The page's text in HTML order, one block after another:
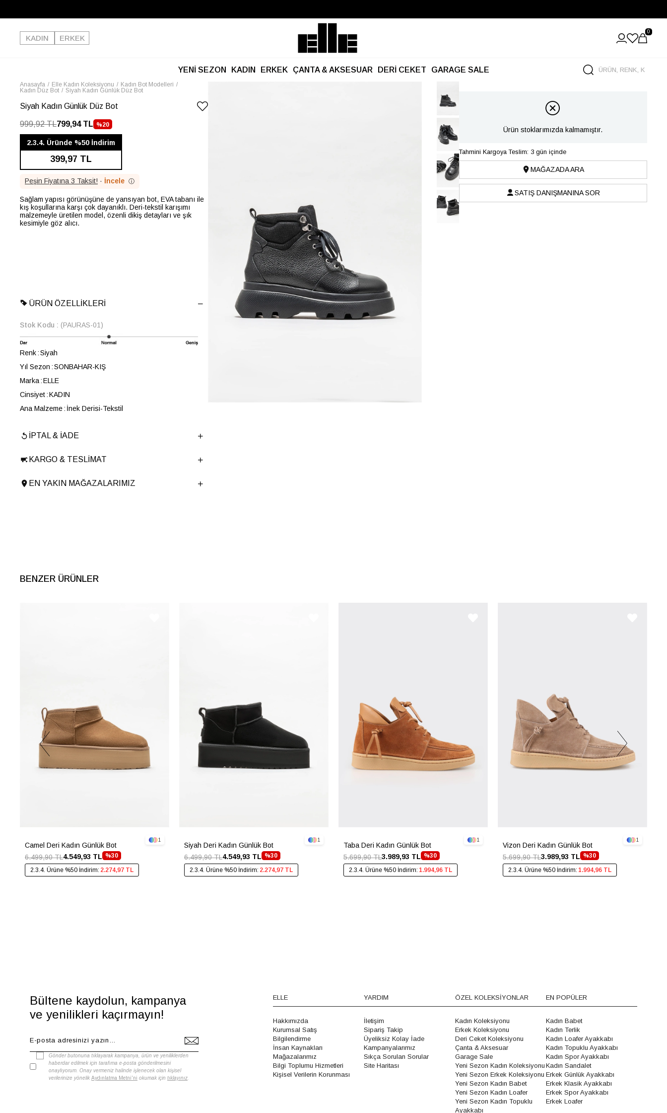
Kargo Ücretsiz!
KADIN
ERKEK
0
YENİ SEZON KADIN ERKEK ÇANTA & AKSESUAR DERİ CEKET GARAGE SALE
Anasayfa Elle Kadın Koleksiyonu
Kadın Bot Modelleri
Kadın Düz Bot
Siyah Kadın Günlük Düz Bot
Siyah Kadın Günlük Düz Bot
999,92 TL799,94 TL %20
İNDIRIM
2.3.4. Üründe %50 İndirim
399,97 TL
Peşin Fiyatına 3 Taksit! · İncele ⓘ
Sağlam yapısı görünüşüne de yansıyan bot, EVA tabanı ile
kış koşullarına karşı çok dayanıklı. Deri-tekstil karışımı
malzemeyle üretilen model, özenli dikiş detayları ve şık
kesimiyle göz alıcı.
ÜRÜN ÖZELLIKLERI
Stok Kodu (PAURAS-01)
Renk Siyah
Yıl Sezon SONBAHAR-KIŞ
Marka ELLE
Cinsiyet KADIN
Ana Malzeme İnek Derisi-Tekstil
Topuk Boyu
6 cm
Ürün Cinsi
Günlük Düz
Taban Yüksekliği
6 cm
İPTAL & İADE
KARGO & TESLIMAT
EN YAKIN MAĞAZALARIMIZ
Ürün stoklarımızda kalmamıştır.
Tahmini Kargoya Teslim: 3 gün içinde
MAĞAZADA ARA
SATIŞ DANIŞMANINA SOR
BENZER ÜRÜNLER
Camel Deri Kadın Günlük Bot
%30
4.549,93 TL
6.499,90 TL
2.3.4. Ürüne %50 İndirim: 2.274,97 TL
1
Siyah Deri Kadın Günlük Bot
%30
4.549,93 TL
6.499,90 TL
2.3.4. Ürüne %50 İndirim: 2.274,97 TL
1
Taba Deri Kadın Günlük Bot
%30
3.989,93 TL
5.699,90 TL
2.3.4. Ürüne %50 İndirim: 1.994,96 TL
1
Vizon Deri Kadın Günlük Bot
%30
3.989,93 TL
5.699,90 TL
2.3.4. Ürüne %50 İndirim: 1.994,96 TL
1
Bültene kaydolun, kampanya
ve yenilikleri kaçırmayın!
Gönder butonuna tıklayarak kampanya, ürün ve yeniliklerden
haberdar edilmek için tarafıma e-posta gönderilmesini
onaylıyorum. Onay vermeniz halinde işlenecek olan kişisel
verilerinize yönelik Aydınlatma Metni'ni okumak için tıklayınız
ELLE
Hakkımızda
Kurumsal Satış
Bilgilendirme
İnsan Kaynakları
Mağazalarımız
Bilgi Toplumu Hizmetleri
Kişisel Verilerin Korunması
YARDIM
İletişim
Sipariş Takip
Üyeliksiz Kolay İade
Kampanyalarımız
Sıkça Sorulan Sorular
Site Haritası
ÖZEL KOLEKSİYONLAR
Kadın Koleksiyonu
Erkek Koleksiyonu
Deri Ceket Koleksiyonu
Çanta & Aksesuar
Garage Sale
Yeni Sezon Kadın Koleksiyonu
Yeni Sezon Erkek Koleksiyonu
Yeni Sezon Kadın Babet
Yeni Sezon Kadın Loafer
Yeni Sezon Kadın Topuklu
Ayakkabı
EN POPÜLER
Kadın Babet
Kadın Terlik
Kadın Loafer Ayakkabı
Kadın Topuklu Ayakkabı
Kadın Spor Ayakkabı
Kadın Sandalet
Erkek Günlük Ayakkabı
Erkek Klasik Ayakkabı
Erkek Spor Ayakkabı
Erkek Loafer